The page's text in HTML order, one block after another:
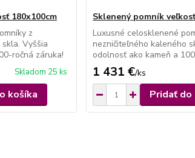
180x100cm
z
Vyššia
ročná záruka!
Skladom 25 ks
košíka
Sklenený pomník
Luxusné celosklenené
nezničiteľného kaleného
odolnosť ako kameň a
1 431 €/ks
Pridať do